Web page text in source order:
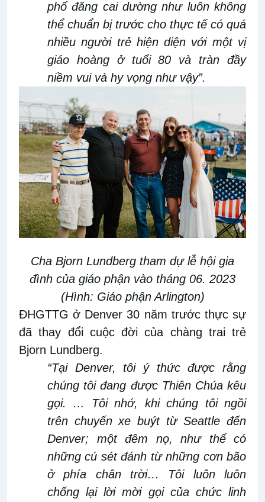
phố đăng cai dường như luôn không
thể chuẩn bị trước cho thực tế có quá
nhiều ngườitrẻhiện diện với một vị
giáo hoàng ở tuổi 80
và tràn đầy
niềm vui và hy vọng như vậy”.
Cha Bjorn Lundberg tham dự lễ hội gia
đình của giáo phận vào tháng 06. 2023
(Hình: Giáo phận Arlington)
ĐHGTTG ở Denver 30 năm trước thựcsự
đã thay đổi cuộc đời của chàng trai trẻ
Bjorn Lundberg.
“Tại Denver, tôi ý thức được rằng
chúng tôi đang được Thiên Chúa kêu
gọi.
… Tôi nhớ,
khi chúng tôi ngồi
trên chuyến xe buýt từ Seattle đến
Denver; một đêm nọ, nhưthể có
những cú sét đánh từnhững cơn bão
ở phía chân trời…
Tôi luôn luôn
chống lại lờimờigọi của chức linh